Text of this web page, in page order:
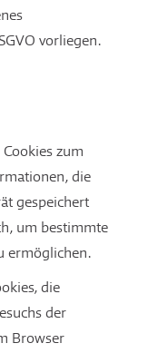
vorliegen.
zum
die
gespeichert
um bestimmte
ermöglichen.
die
der
Browser